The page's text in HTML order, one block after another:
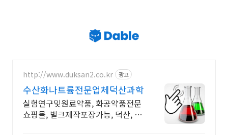
http://www.duksan2.co.kr 광고
수산화나트륨전문업체덕산과학
실험연구및원료약품, 화공약품전문
쇼핑몰, 벌크제작포장가능, 덕산, 대